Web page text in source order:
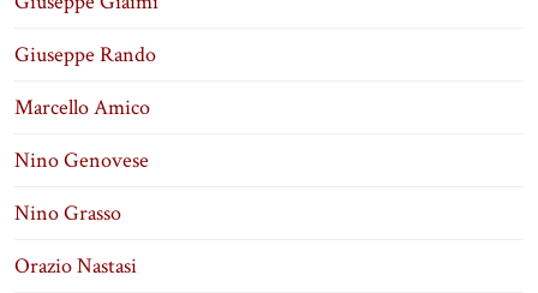
Giuseppe Rando
Marcello Amico
Nino Genovese
Nino Grasso
Orazio Nastasi